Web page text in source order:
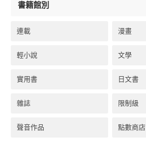
書籍館別
連載 漫畫
輕小說 文學
實用書 日文書
雜誌 限制級
聲音作品 點數商店